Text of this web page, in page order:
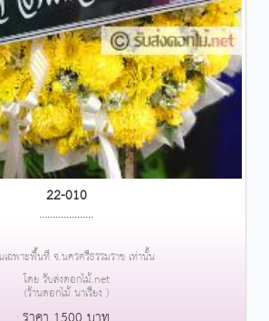
22-010
....................
เฉพาะพื้นที่ จ.นครศรีธรรมราช เท่านั้น
โดย รับส่งดอกไม้.net
(ร้านดอกไม้ นาเรียง )